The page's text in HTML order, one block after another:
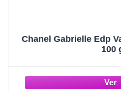
Chanel Gabrielle Edp
100